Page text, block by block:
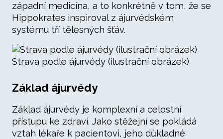
západní medicína, a to konkrétně v tom, že se
Hippokrates inspiroval z ájurvédském
systému tří tělesných šťáv.
Strava podle ájurvédy (ilustrační obrázek)
Základ ájurvédy
Základ ájurvédy je komplexní a celostní
přístupu ke zdraví. Jako stěžejní se pokládá
vztah lékaře k pacientovi, jeho důkladné